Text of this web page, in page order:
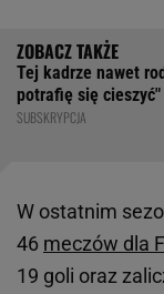
Tej kadrze nawet
potrafię się cieszyć"
SUBSKRYPCJA
W ostatnim
46 meczów dla
19 goli oraz